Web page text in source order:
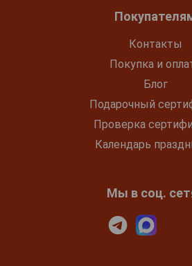
Контакты
Покупка и
Блог
Подарочный
Проверка
Календарь
Мы в соц.